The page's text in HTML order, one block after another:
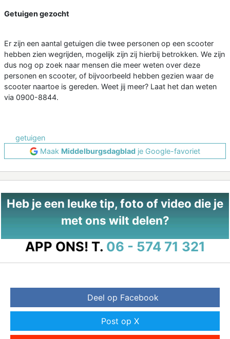
Getuigen gezocht
Er zijn een aantal getuigen die twee personen op een scooter
hebben zien wegrijden, mogelijk zijn zij hierbij betrokken. We zijn
dus nog op zoek naar mensen die meer weten over deze
personen en scooter, of bijvoorbeeld hebben gezien waar de
scooter naartoe is gereden. Weet jij meer? Laat het dan weten
via 0900-8844.
getuigen
Maak Middelburgsdagblad je Google-favoriet
Heb je een leuke tip, foto of video die je
met ons wilt delen?
APP ONS! T. 06 - 574 71 321
Deel op Facebook
Post op X